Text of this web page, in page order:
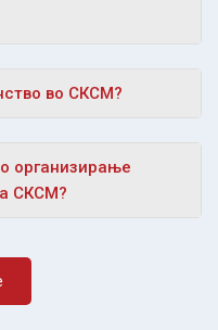
во СКСМ?
организирање
СКСМ?